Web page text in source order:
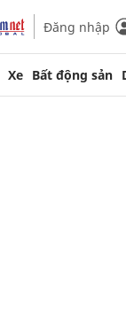
Đăng nhập
Xe Bất động sản